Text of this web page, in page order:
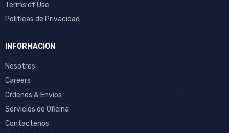
Terms of Use
Politicas de Privacidad
INFORMACION
Nosotros
Careers
Ordenes & Envios
Servicios de Oficina
Contactenos